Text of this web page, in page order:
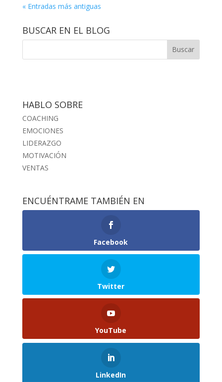
« Entradas más antiguas
BUSCAR EN EL BLOG
HABLO SOBRE
COACHING
EMOCIONES
LIDERAZGO
MOTIVACIÓN
VENTAS
ENCUÉNTRAME TAMBIÉN EN
Facebook
Twitter
YouTube
LinkedIn